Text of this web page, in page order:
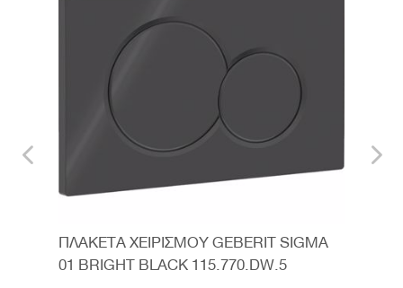
ΠΛΑΚΕΤΑ ΧΕΙΡΙΣΜΟΥ GEBERIT SIGMA
01 BRIGHT BLACK 115.770.DW.5